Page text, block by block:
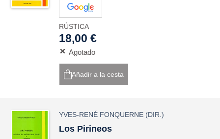
RÚSTICA
18,00 €
Agotado
Añadir a la cesta
YVES-RENÉ FONQUERNE (DIR.)
Los Pirineos